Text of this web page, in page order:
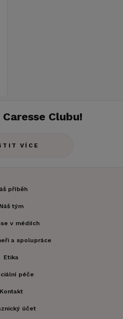
Caresse Clubu!
VÍCE
příběh
Náš tým
v médiích
a spolupráce
Etika
péče
Kontakt
účet